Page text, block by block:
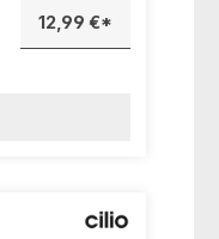
12,99 €*